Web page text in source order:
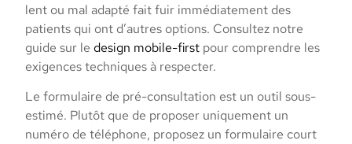
lent ou mal adapté fait fuir immédiatement des
patients qui ont d’autres options. Consultez notre
guide sur ledesign mobile-first pour comprendre les
exigences techniques à respecter.
Le formulaire de pré-consultation est un outil sous-
estimé. Plutôt que de proposer uniquement un
numéro de téléphone, proposez un formulaire court